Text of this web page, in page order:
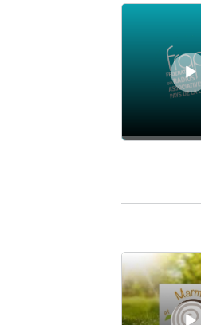
Lecteur audio